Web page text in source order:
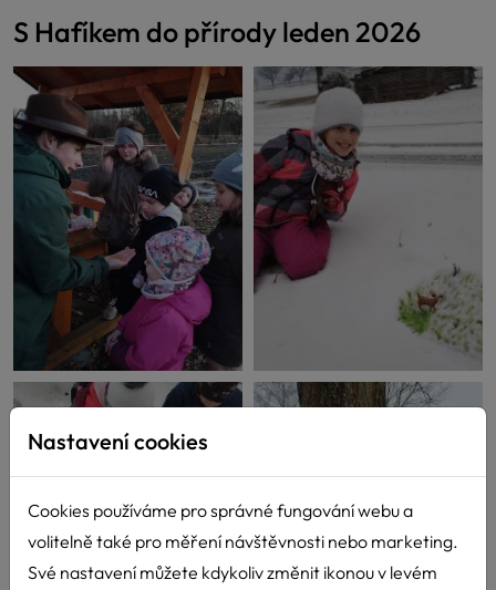
S Hafíkem do přírody leden 2026
Nastavení cookies
Cookies používáme pro správné fungování webu a
volitelně také pro měření návštěvnosti nebo marketing.
Své nastavení můžete kdykoliv změnit ikonou v levém